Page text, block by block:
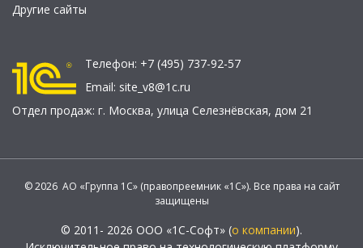
Другие сайты
Телефон: +7 (495) 737-92-57
Email: site_v8@1c.ru
Отдел продаж: г. Москва, улица Селезнёвская, дом 21
© 2026 АО «Группа 1С» (правопреемник «1С»). Все права на сайт
защищены
© 2011- 2026 ООО «1С-Софт» (о компании).